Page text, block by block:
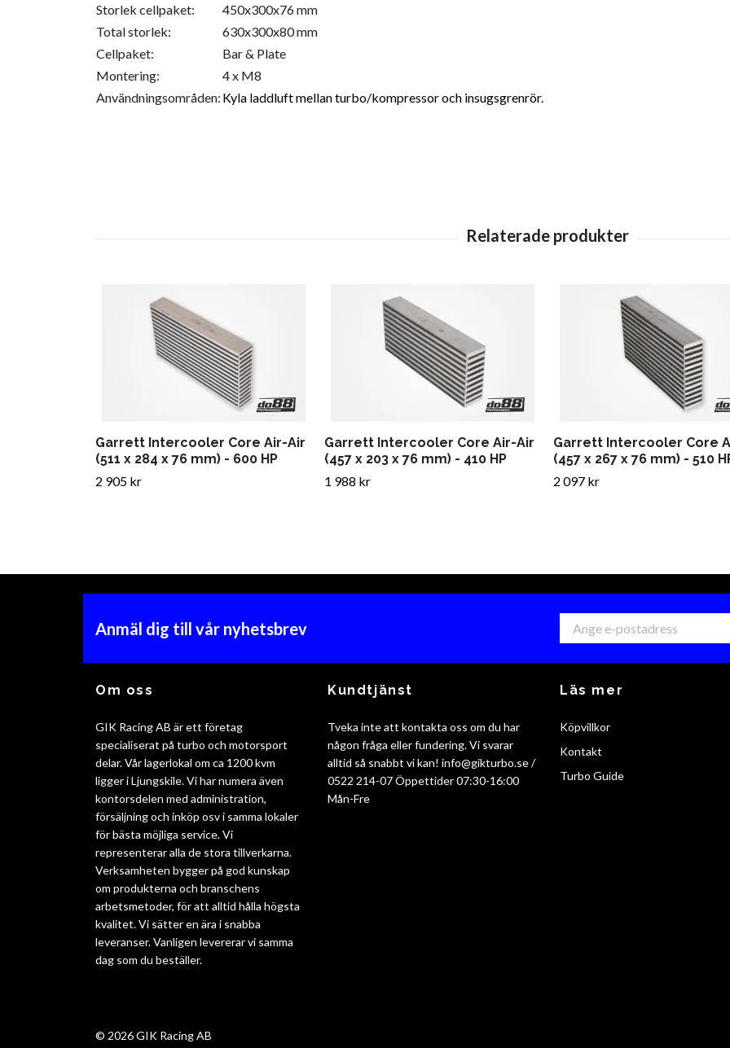
Storlek cellpaket:
450x300x76 mm
Total storlek:
630x300x80 mm
Cellpaket:
Bar & Plate
Montering:
4 x M8
Användningsområden: Kyla laddluft mellan turbo/kompressor och insugsgrenrör.
Garrett Intercooler Core Air-Air
(511 x 284 x 76 mm) - 600 HP
2 905 kr
Garrett Intercooler Core Air-Air
(457 x 203 x 76 mm) - 410 HP
1 988 kr
Garrett Intercooler Core
(457 x 267 x 76 mm) - 510
2 097 kr
Anmäl dig till vår nyhetsbrev
Om oss
GIK Racing AB är ett företag
specialiserat på turbo och motorsport
delar. Vår lagerlokal om ca 1200 kvm
ligger i Ljungskile. Vi har numera även
kontorsdelen med administration,
försäljning och inköp osv i samma lokaler
för bästa möjliga service. Vi
representerar alla de stora tillverkarna.
Verksamheten bygger på god kunskap
om produkterna och branschens
arbetsmetoder, för att alltid hålla högsta
kvalitet. Vi sätter en ära i snabba
leveranser. Vanligen levererar vi samma
dag som du beställer.
Kundtjänst
Tveka inte att kontakta oss om du har
någon fråga eller fundering. Vi svarar
alltid så snabbt vi kan! info@gikturbo.se/
0522 214-07 Öppettider 07:30-16:00
Mån-Fre
Läs mer
Köpvillkor
Kontakt
Turbo Guide
© 2026 GIK Racing AB